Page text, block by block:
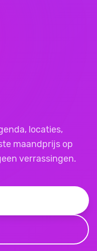
locaties,
maandprijs op
verrassingen.